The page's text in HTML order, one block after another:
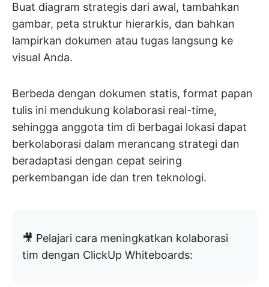
Buat diagram strategis dari awal, tambahkan
gambar, peta struktur hierarkis, dan bahkan
lampirkan dokumen atau tugas langsung ke
visual Anda.
Berbeda dengan dokumen statis, format papan
tulis ini mendukung kolaborasi real-time,
sehingga anggota tim di berbagai lokasi dapat
berkolaborasi dalam merancang strategi dan
beradaptasi dengan cepat seiring
perkembangan ide dan tren teknologi.
🎥 Pelajari cara meningkatkan kolaborasi
tim dengan ClickUp Whiteboards: